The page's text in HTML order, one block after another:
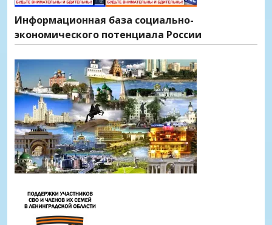
Информационная база социально-
экономического потенциала России